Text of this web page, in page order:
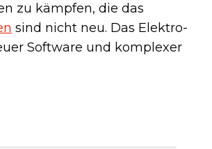
zu kämpfen, die das
sind nicht neu. Das Elektro-
Software und komplexer